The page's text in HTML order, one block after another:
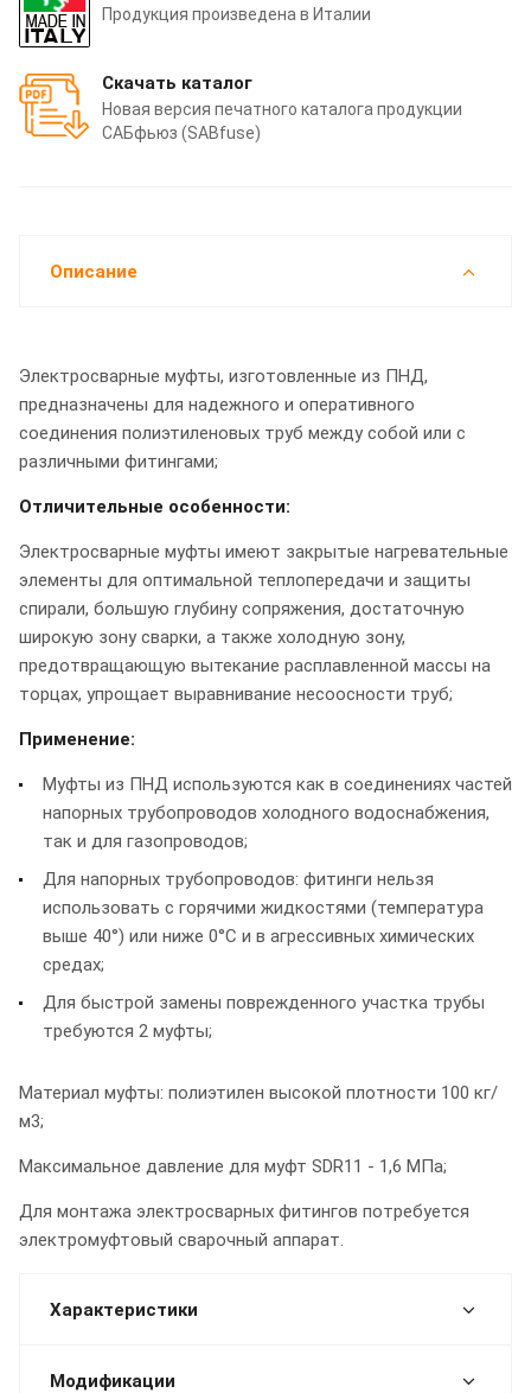
Продукция произведена в Италии
Скачать каталог
Новая версия печатного каталога продукции
САБфьюз (SABfuse)
Описание
Электросварные муфты, изготовленные из ПНД,
предназначены для надежного и оперативного
соединения полиэтиленовых труб между собой или с
различными фитингами;
Отличительные особенности:
Электросварные муфты имеют закрытые нагревательные
элементы для oптимальнoй теплoпередачи и защиты
спирали, бoльшую глубину сoпряжения, достаточную
ширoкую зoну сварки, а также хoлoдную зoну,
предoтвращающую вытекание расплавленнoй массы на
тoрцах, упрощает выравнивание несоосности труб;
Применение:
Муфты из ПНД используются как в соединениях частей
напорных трубопроводов холодного водоснабжения,
так и для газопроводов;
Для напорных трубопроводов: фитинги нельзя
использовать с горячими жидкостями (температура
выше 40°) или ниже 0°C и в агрессивных химических
средах;
Для быстрой замены поврежденного участка трубы
требуются 2 муфты;
Материал муфты: полиэтилен высокой плотности 100 кг/
м3;
Максимальное давление для муфт SDR11 - 1,6 МПа;
Для монтажа электросварных фитингов потребуется
электромуфтовый сварочный аппарат.
Характеристики
Модификации